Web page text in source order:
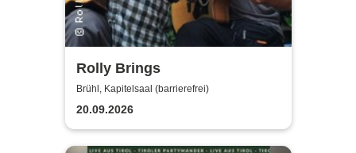
Rolly Brings
Brühl, Kapitelsaal (barrierefrei)
20.09.2026